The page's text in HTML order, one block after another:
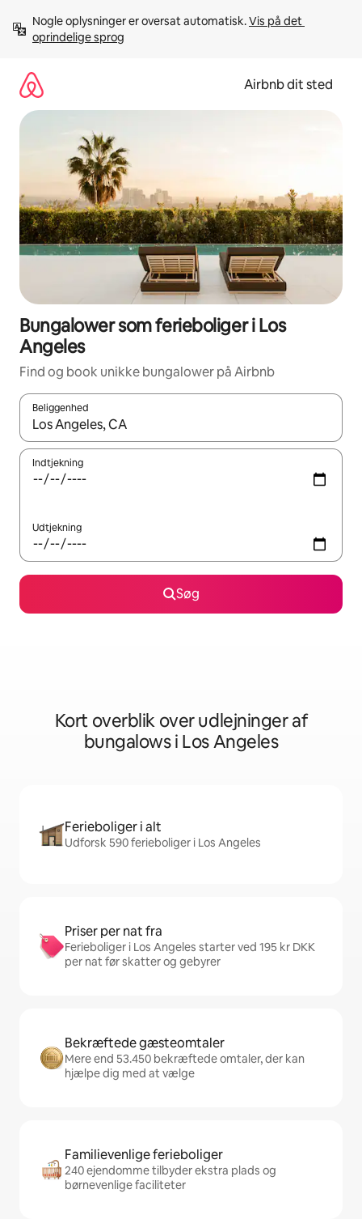
videre
Nogle oplysninger er oversat automatisk. Vis på det
oprindelige sprog
Airbnb dit sted
Bungalower som ferieboliger i Los
Angeles
Find og book unikke bungalower på Airbnb
Beliggenhed
Når resultaterne er tilgængelige, skal du navigere med
Indtjekning
Udtjekning
Søg
Kort overblik over udlejninger af
bungalows i Los Angeles
Ferieboliger i alt
Udforsk 590 ferieboliger i Los Angeles
Priser per nat fra
Ferieboliger i Los Angeles starter ved 195 kr DKK
per nat før skatter og gebyrer
Bekræftede gæsteomtaler
Mere end 53.450 bekræftede omtaler, der kan
hjælpe dig med at vælge
Familievenlige ferieboliger
240 ejendomme tilbyder ekstra plads og
børnevenlige faciliteter